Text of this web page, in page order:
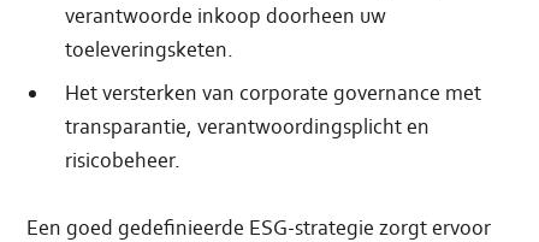
verantwoorde inkoop doorheen uw
toeleveringsketen.
Het versterken van corporate governance met
transparantie, verantwoordingsplicht en
risicobeheer.
Een goed gedefinieerde ESG-strategie zorgt ervoor